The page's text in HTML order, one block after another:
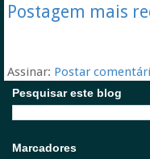
Postagem mais
Assinar: Postar
Pesquisar este blog
Marcadores